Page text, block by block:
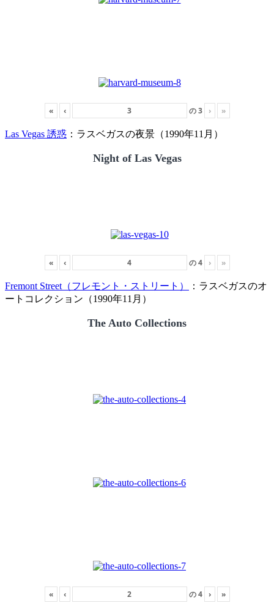
« ‹ の3 › »
Las Vegas 誘惑 ：ラスベガスの夜景（1990年11月）
Night of Las Vegas
« ‹ の4 › »
Fremont Street（フレモント・ストリート）
：ラスベガスのオ
ートコレクション（1990年11月）
The Auto Collections
« ‹ の4 › »